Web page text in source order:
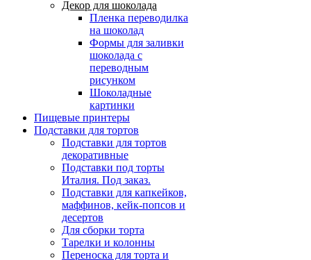
Декор для шоколада
Пленка переводилка
на шоколад
Формы для заливки
шоколада с
переводным
рисунком
Шоколадные
картинки
Пищевые принтеры
Подставки для тортов
Подставки для тортов
декоративные
Подставки под торты
Италия. Под заказ.
Подставки для капкейков,
маффинов, кейк-попсов и
десертов
Для сборки торта
Тарелки и колонны
Переноска для торта и